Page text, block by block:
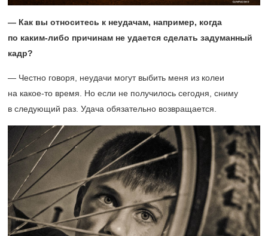
— Как вы относитесь к неудачам, например, когда
по каким-либо причинам не удается сделать задуманный
кадр?
— Честно говоря, неудачи могут выбить меня из колеи
на какое-то время. Но если не получилось сегодня, сниму
в следующий раз. Удача обязательно возвращается.